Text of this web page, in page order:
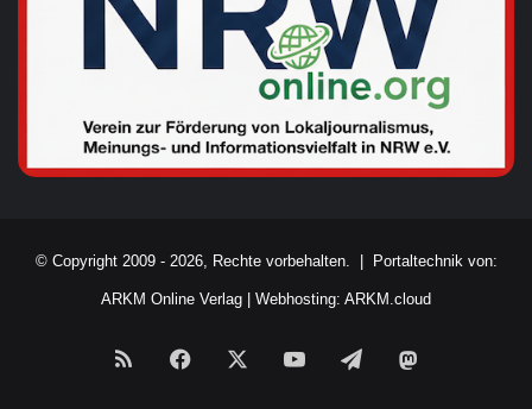
© Copyright 2009 - 2026, Rechte vorbehalten. | Portaltechnik von:
ARKM Online Verlag Webhosting: ARKM.cloud
RSS Facebook YouTubeTelegram